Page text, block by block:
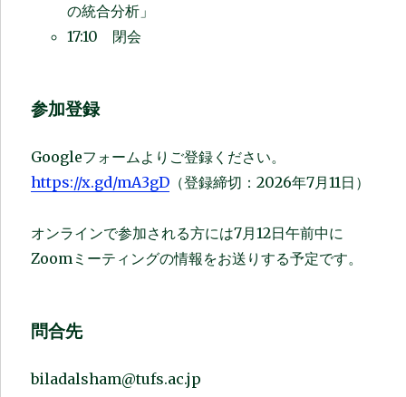
の統合分析」
17:10 閉会
参加登録
Googleフォームよりご登録ください。
https://x.gd/mA3gD （登録締切：2026年7月11日）
オンラインで参加される方には7月12日午前中に
Zoomミーティングの情報をお送りする予定です。
問合先
biladalsham@tufs.ac.jp